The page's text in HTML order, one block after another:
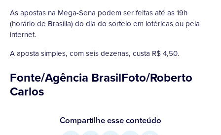
As apostas na Mega-Sena podem ser feitas até as 19h
(horário de Brasília) do dia do sorteio em lotéricas ou pela
internet.
A aposta simples, com seis dezenas, custa R$ 4,50.
Fonte/Agência BrasilFoto/Roberto
Carlos
Compartilhe esse conteúdo